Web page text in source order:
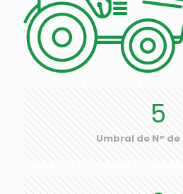
5
Umbral de N°